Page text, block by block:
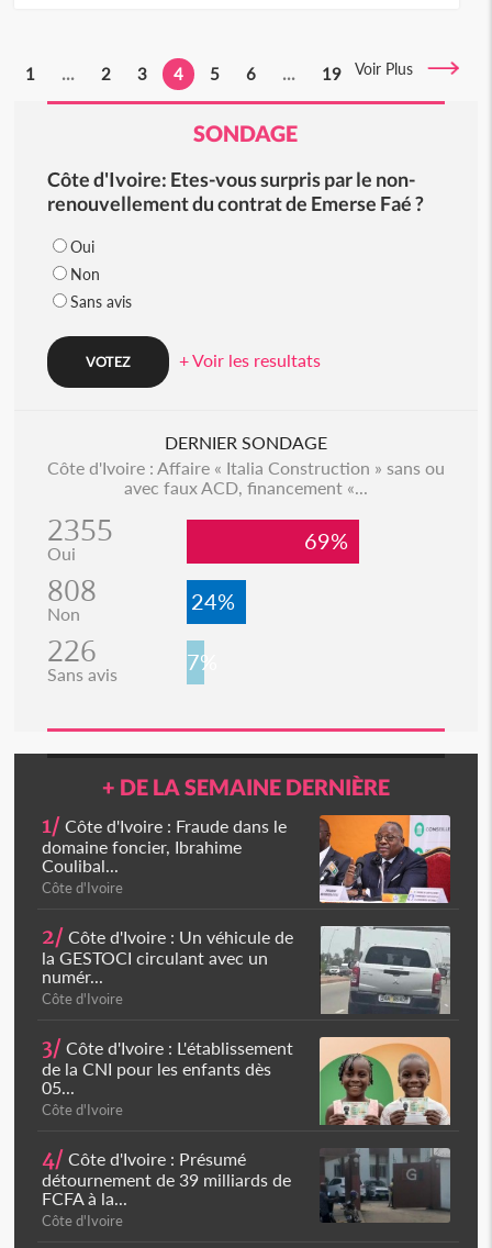
1 ... 2 3 4 5 6 ... 19 Voir Plus
SONDAGE
Côte d'Ivoire: Etes-vous surpris par le non-
renouvellement du contrat de Emerse Faé ?
Oui
Non
Sans avis
+ Voir les resultats
DERNIER SONDAGE
Côte d'Ivoire : Affaire « Italia Construction » sans ou
avec faux ACD, financement «...
2355
Oui 69%
808
Non 24%
226
Sans avis 7%
+ DE LA SEMAINE DERNIÈRE
1/ Côte d'Ivoire : Fraude dans le
domaine foncier, Ibrahime
Coulibal...
Côte d'Ivoire
2/ Côte d'Ivoire : Un véhicule de
la GESTOCI circulant avec un
numér...
Côte d'Ivoire
3/ Côte d'Ivoire : L'établissement
de la CNI pour les enfants dès
05...
Côte d'Ivoire
4/ Côte d'Ivoire : Présumé
détournement de 39 milliards de
FCFA à la...
Côte d'Ivoire